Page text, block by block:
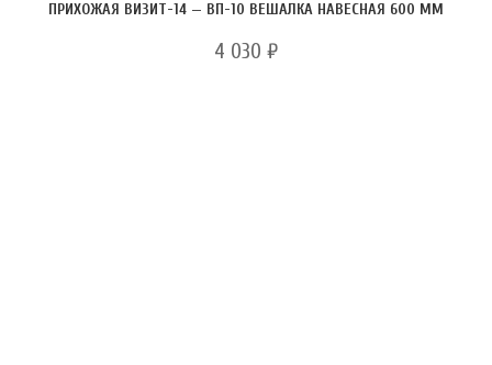
ПРИХОЖАЯ ВИЗИТ-14 — ВП-10 ВЕШАЛКА НАВЕСНАЯ 600 ММ
4 030 ₽